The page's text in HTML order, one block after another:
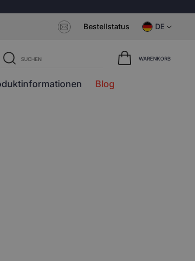
Bestellstatus DE
WARENKORB
Blog